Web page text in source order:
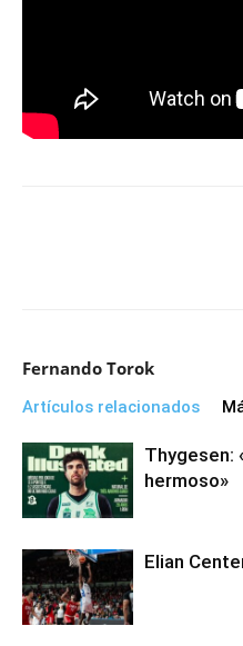
Fernando Torok
Artículos relacionados
Thygesen:
hermoso»
Elian